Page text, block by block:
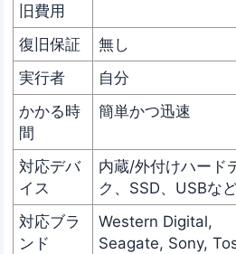
旧費用
復旧保証 無し
実行者
自分
かかる時
間
簡単かつ迅速
対応デバ
イス
内蔵/外付けハード
ク、SSD、USBな
対応ブラ
ンド
Western Digital,
Seagate, Sony,